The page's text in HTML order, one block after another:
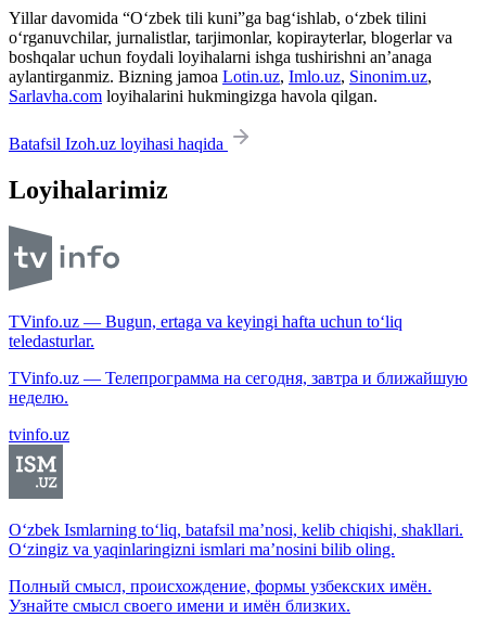
Yillar davomida “O‘zbek tili kuni”ga bag‘ishlab, o‘zbek tilini
o‘rganuvchilar, jurnalistlar, tarjimonlar, kopirayterlar, blogerlar va
boshqalar uchun foydali loyihalarni ishga tushirishni an’anaga
aylantirganmiz. Bizning jamoa Lotin.uz, Imlo.uz, Sinonim.uz,
Sarlavha.com loyihalarini hukmingizga havola qilgan.
Batafsil Izoh.uz loyihasi haqida
Loyihalarimiz
TVinfo.uz — Bugun, ertaga va keyingi hafta uchun to‘liq
teledasturlar.
TVinfo.uz — Телепрограмма на сегодня, завтра и ближайшую
неделю.
tvinfo.uz
O‘zbek Ismlarning to‘liq, batafsil ma’nosi, kelib chiqishi, shakllari.
O‘zingiz va yaqinlaringizni ismlari ma’nosini bilib oling.
Полный смысл, происхождение, формы узбекских имён.
Узнайте смысл своего имени и имён близких.